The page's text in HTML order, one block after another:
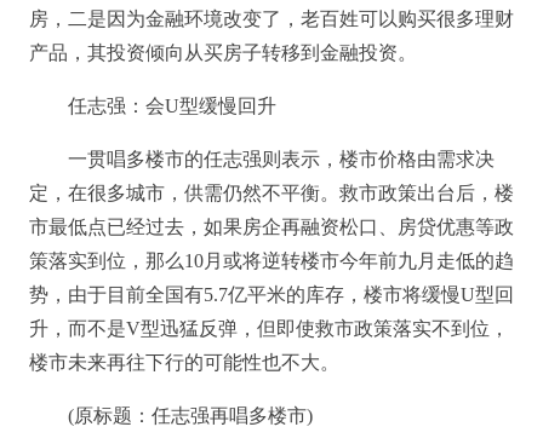
房，二是因为金融环境改变了，老百姓可以购买很多理财
产品，其投资倾向从买房子转移到金融投资。
任志强：会U型缓慢回升
一贯唱多楼市的任志强则表示，楼市价格由需求决
定，在很多城市，供需仍然不平衡。救市政策出台后，楼
市最低点已经过去，如果房企再融资松口、房贷优惠等政
策落实到位，那么10月或将逆转楼市今年前九月走低的趋
势，由于目前全国有5.7亿平米的库存，楼市将缓慢U型回
升，而不是V型迅猛反弹，但即使救市政策落实不到位，
楼市未来再往下行的可能性也不大。
(原标题：任志强再唱多楼市)